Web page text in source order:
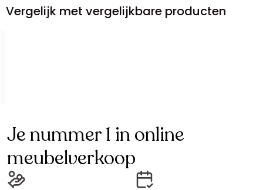
Vergelijk met vergelijkbare producten
Je nummer 1 in online
meubelverkoop